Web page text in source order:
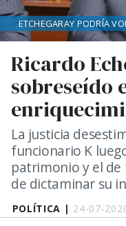
POLÍTICA | 24-07-
Ricardo
sobreseído
La justicia
funcionario K
patrimonio y el
de dictaminar su
ETCHEGARAY PODRÍA